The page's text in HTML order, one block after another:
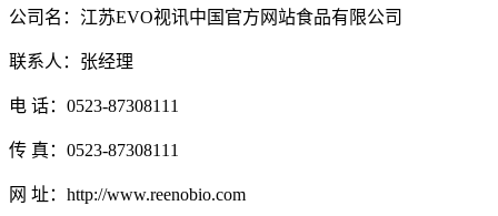
公司名：江苏EVO视讯中国官方网站食品有限公司
联系人：张经理
电 话：0523-87308111
传 真：0523-87308111
网 址：http://www.reenobio.com